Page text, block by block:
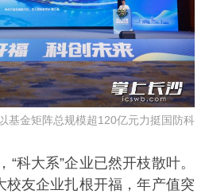
基金矩阵总规模超120亿元力挺国防科
“科大系”企业已然开枝散叶。
校友企业扎根开福，年产值突